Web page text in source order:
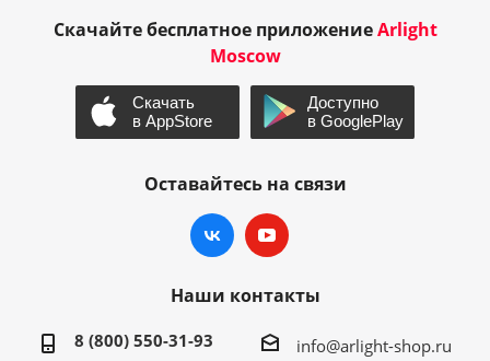
Скачайте бесплатное приложениеArlight
Moscow
Оставайтесь на связи
Наши контакты
8 (800) 550-31-93 info@arlight-shop.ru